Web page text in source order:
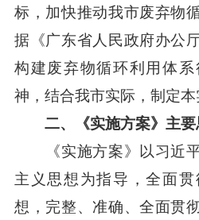
标，加快推动我市废弃物
据《广东省人民政府办公
构建废弃物循环利用体
神，结合我市实际，制定本
二、《实施方案》主
《实施方案》以习近平
主义思想为指导，全面
想，完整、准确、全面贯